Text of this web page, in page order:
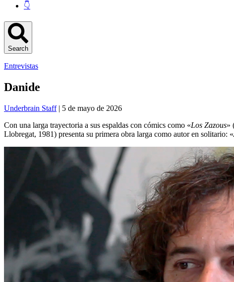
👇
Search
Entrevistas
Danide
Underbrain Staff| 5 de mayo de 2026
Con una larga trayectoria a sus espaldas con cómics como «Los Zazous»
Llobregat, 1981) presenta su primera obra larga como autor en solitario: «